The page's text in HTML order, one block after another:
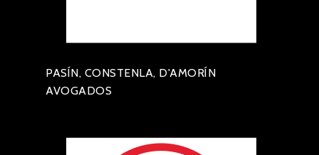
PASÍN, CONSTENLA, D'AMORÍN
AVOGADOS